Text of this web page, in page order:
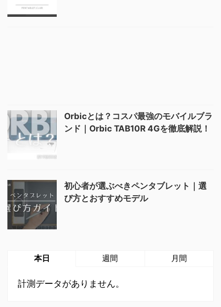
Orbicとは？コスパ最強のモバイルブラ
ンド｜Orbic TAB10R 4Gを徹底解説！
初心者が選ぶべきペンタブレット｜選
び方とおすすめモデル
本日 週間 月間
計測データがありません。